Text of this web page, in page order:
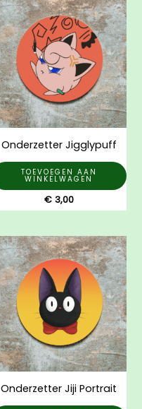
Onderzetter Jigglypuff
TOEVOEGEN AAN
WINKELWAGEN
€3,00
Onderzetter Jiji Portrait